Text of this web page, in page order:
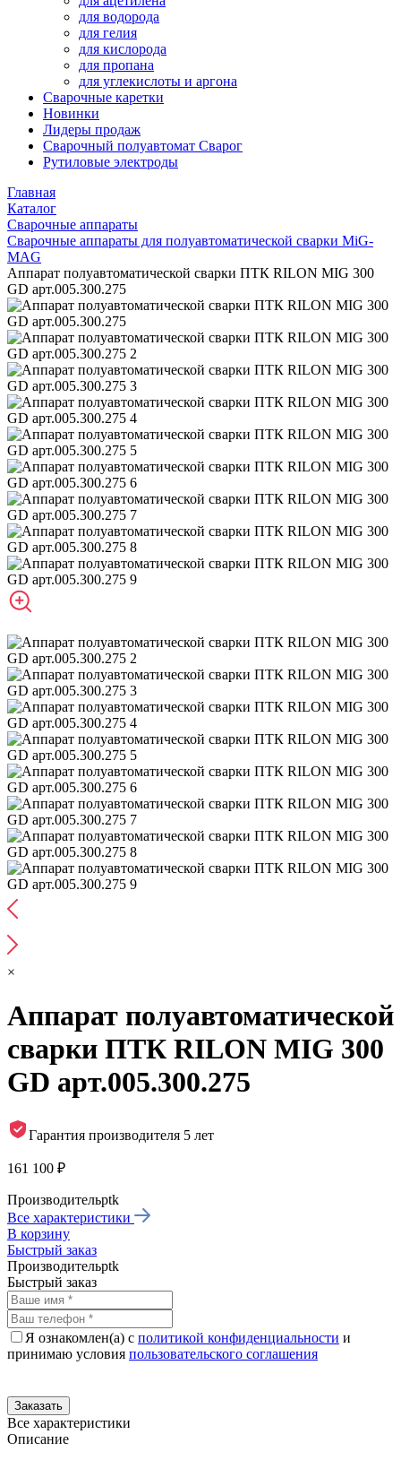
для водорода
для гелия
для кислорода
для пропана
для углекислоты и аргона
Сварочные каретки
Новинки
Лидеры продаж
Сварочный полуавтомат Сварог
Рутиловые электроды
Главная
Каталог
Сварочные аппараты
Сварочные аппараты для полуавтоматической сварки MiG-
MAG
Аппарат полуавтоматической сварки ПТК RILON MIG 300
GD арт.005.300.275
×
Аппарат полуавтоматической
сварки ПТК RILON MIG 300
GD арт.005.300.275
Гарантия производителя 5 лет
161 100 ₽
Производительptk
Все характеристики
В корзину
Быстрый заказ
Производительptk
Быстрый заказ
Я ознакомлен(а) с политикой конфиденциальности и
принимаю условия пользовательского соглашения
Все характеристики
Описание